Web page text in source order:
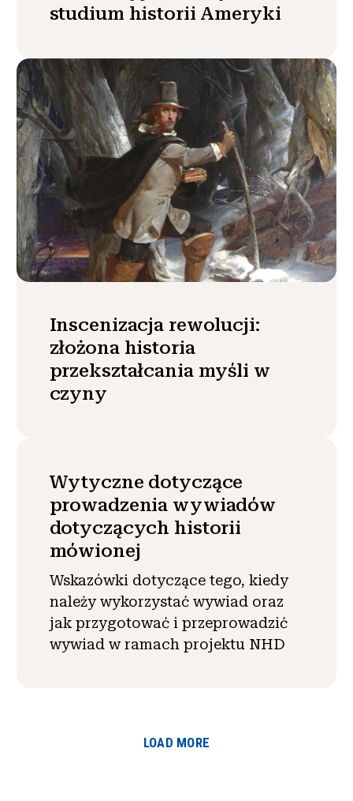
studium historii Ameryki
Inscenizacja rewolucji:
złożona historia
przekształcania myśli w
czyny
Wytyczne dotyczące
prowadzenia wywiadów
dotyczących historii
mówionej
Wskazówki dotyczące tego, kiedy
należy wykorzystać wywiad oraz
jak przygotować i przeprowadzić
wywiad w ramach projektu NHD
LOAD MORE